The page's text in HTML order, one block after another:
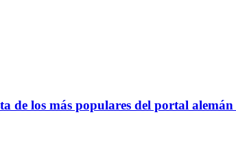
de los más populares del portal